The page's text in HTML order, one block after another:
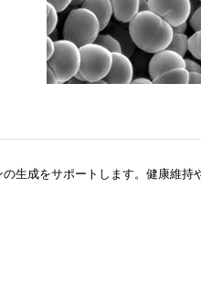
生成をサポートします。健康維持